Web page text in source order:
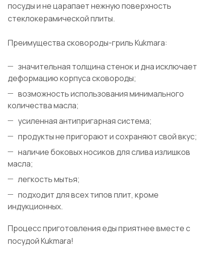
посуды и не царапает нежную поверхность
стеклокерамической плиты.
Преимущества сковороды-гриль Kukmara:
значительная толщина стенок и дна исключает
деформацию корпуса сковороды;
возможность использования минимального
количества масла;
усиленная антипригарная система;
продукты не пригорают и сохраняют свой вкус;
наличие боковых носиков для слива излишков
масла;
легкость мытья;
подходит для всех типов плит, кроме
индукционных.
Процесс приготовления еды приятнее вместе с
посудой Kukmara!